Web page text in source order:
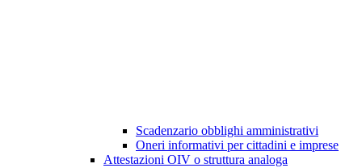
Scadenzario obblighi amministrativi
Oneri informativi per cittadini e imprese
Attestazioni OIV o struttura analoga